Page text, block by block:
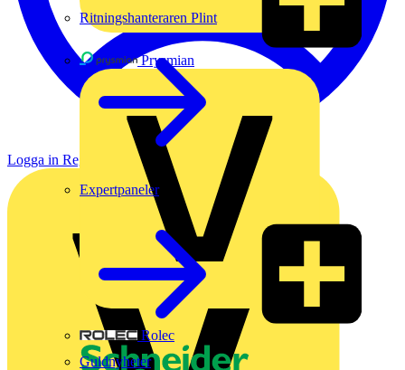
Prysmian
Rolec
Ritningshanteraren Plint
Expertpaneler
Guldnyheter
Logga in Registrera dig